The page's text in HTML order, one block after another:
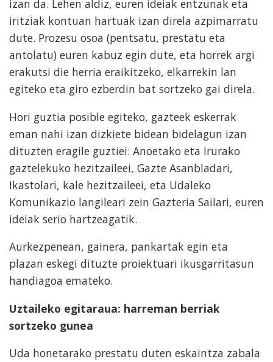
izan da. Lehen aldiz, euren ideiak entzunak eta
iritziak kontuan hartuak izan direla azpimarratu
dute. Prozesu osoa (pentsatu, prestatu eta
antolatu) euren kabuz egin dute, eta horrek argi
erakutsi die herria eraikitzeko, elkarrekin lan
egiteko eta giro ezberdin bat sortzeko gai direla.
Hori guztia posible egiteko, gazteek eskerrak
eman nahi izan dizkiete bidean bidelagun izan
dituzten eragile guztiei: Anoetako eta Irurako
gaztelekuko hezitzaileei, Gazte Asanbladari,
Ikastolari, kale hezitzaileei, eta Udaleko
Komunikazio langileari zein Gazteria Sailari, euren
ideiak serio hartzeagatik.
Aurkezpenean, gainera, pankartak egin eta
plazan eskegi dituzte proiektuari ikusgarritasun
handiagoa emateko.
Uztaileko egitaraua: harreman berriak
sortzeko gunea
Uda honetarako prestatu duten eskaintza zabala